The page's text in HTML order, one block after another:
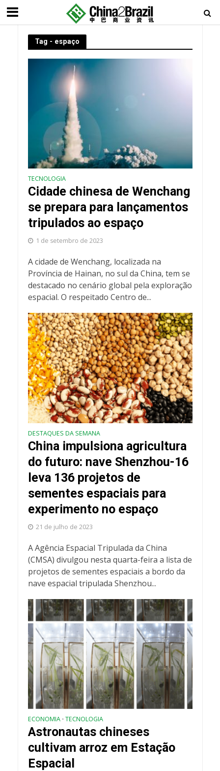
Tag - espaço
TECNOLOGIA
Cidade chinesa de Wenchang
se prepara para lançamentos
tripulados ao espaço
1 de setembro de 2023
A cidade de Wenchang, localizada na
Província de Hainan, no sul da China, tem se
destacado no cenário global pela exploração
espacial. O respeitado Centro de...
DESTAQUES DA SEMANA
China impulsiona agricultura
do futuro: nave Shenzhou-16
leva 136 projetos de
sementes espaciais para
experimento no espaço
21 de julho de 2023
A Agência Espacial Tripulada da China
(CMSA) divulgou nesta quarta-feira a lista de
projetos de sementes espaciais a bordo da
nave espacial tripulada Shenzhou...
ECONOMIA • TECNOLOGIA
Astronautas chineses
cultivam arroz em Estação
Espacial